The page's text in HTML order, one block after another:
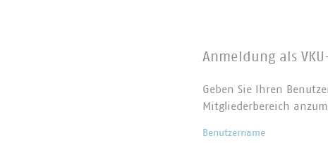
Anmeldung als
Geben Sie Ihren
Mitgliederbereich
Benutzername